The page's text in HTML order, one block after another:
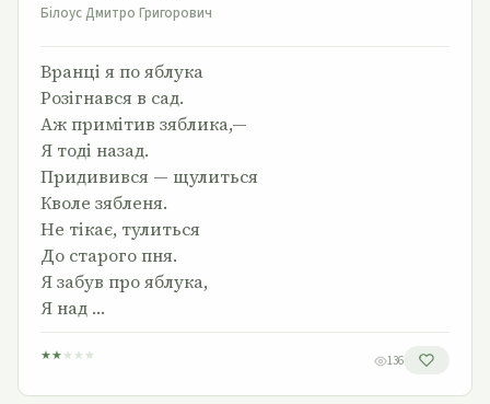
Білоус Дмитро Григорович
Вранці я по яблука
Розігнався в сад.
Аж примітив зяблика,—
Я тоді назад.
Придивився — щулиться
Кволе зябленя.
Не тікає, тулиться
До старого пня.
Я забув про яблука,
Я над …
★★ ★ ★ ★ 136